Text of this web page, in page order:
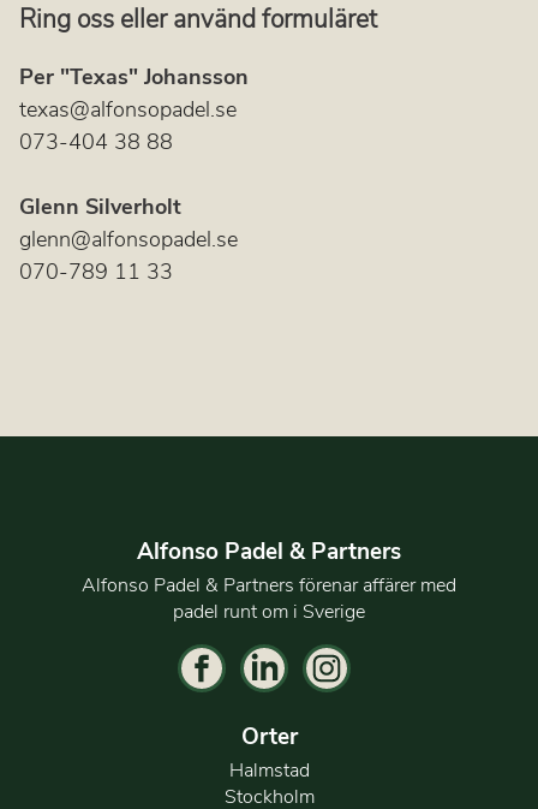
Ring oss eller använd formuläret
Per "Texas" Johansson
texas@alfonsopadel.se
073-404 38 88
Glenn Silverholt
glenn@alfonsopadel.se
070-789 11 33
Alfonso Padel & Partners
Alfonso Padel & Partners förenar affärer med
padel runt om i Sverige
Orter
Halmstad
Stockholm